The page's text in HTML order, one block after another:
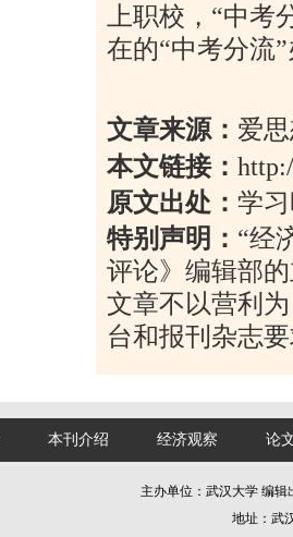
上职校，“中考
在的“中考分流
文章来源： 爱
本文链接：
原文出处： 学
特别声明： “经
评论》编辑部
文章不以营利
台和报刊杂志
本刊介绍 经济观察 论
主办单位：武汉大学 编
地址：武